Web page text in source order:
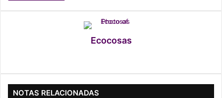
Ecocosas
NOTAS RELACIONADAS